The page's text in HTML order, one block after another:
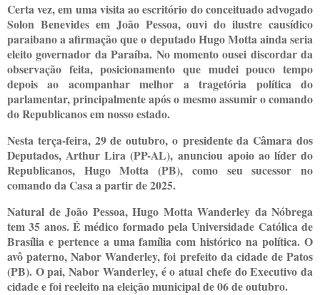
Certa vez, em uma visita ao escritório do conceituado advogado
Solon Benevides em João Pessoa, ouvi do ilustre causídico
paraibano a afirmação que o deputado Hugo Motta ainda seria
eleito governador da Paraíba. No momento ousei discordar da
observação feita, posicionamento que mudei pouco tempo
depois ao acompanhar melhor a tragetória política do
parlamentar, principalmente após o mesmo assumir o comando
do Republicanos em nosso estado.
Nesta terça-feira, 29 de outubro, o presidente da Câmara dos
Deputados,Arthur Lira (PP-AL), anunciou apoio ao líder do
Republicanos, Hugo Motta (PB), como seu sucessor no
comando da Casa a partir de 2025.
Natural de João Pessoa, Hugo Motta Wanderley da Nóbrega
tem 35 anos. É médico formado pela Universidade Católica de
Brasília e pertence a uma família com histórico na política. O
avô paterno, Nabor Wanderley, foi prefeito da cidade de Patos
(PB). O pai, Nabor Wanderley, é o atual chefe do Executivo da
cidade e foi reeleito na eleição municipal de 06 de outubro.